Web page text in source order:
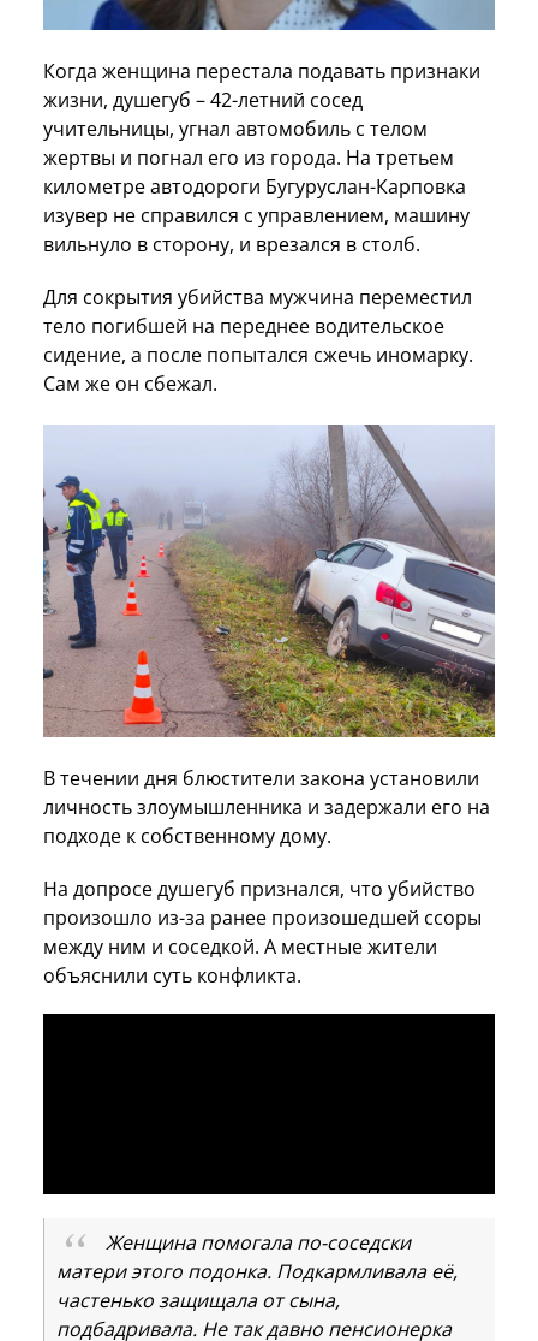
Когда женщина перестала подавать признаки
жизни, душегуб – 42-летний сосед
учительницы, угнал автомобиль с телом
жертвы и погнал его из города. На третьем
километре автодороги Бугуруслан-Карповка
изувер не справился с управлением, машину
вильнуло в сторону, и врезался в столб.
Для сокрытия убийства мужчина переместил
тело погибшей на переднее водительское
сидение, а после попытался сжечь иномарку.
Сам же он сбежал.
В течении дня блюстители закона установили
личность злоумышленника и задержали его на
подходе к собственному дому.
На допросе душегуб признался, что убийство
произошло из-за ранее произошедшей ссоры
между ним и соседкой. А местные жители
объяснили суть конфликта.
Женщина помогала по-соседски
матери этого подонка. Подкармливала её,
частенько защищала от сына,
подбадривала. Не так давно пенсионерка